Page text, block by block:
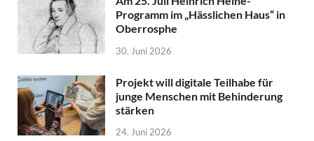
Programm im „Hässlichen Haus“ in
Oberrosphe
30. Juni 2026
Projekt will digitale Teilhabe für
junge Menschen mit Behinderung
stärken
24. Juni 2026